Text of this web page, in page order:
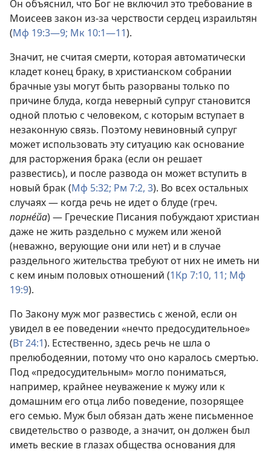
Он объяснил, что Бог не включил это требование в
Моисеев закон из-за черствости сердец израильтян
(Мф 19:3—9; Мк 10:1—11).
Значит, не считая смерти, которая автоматически
кладет конец браку, в христианском собрании
брачные узы могут быть разорваны только по
причине блуда, когда неверный супруг становится
одной плотью с человеком, с которым вступает в
незаконную связь. Поэтому невиновный супруг
может использовать эту ситуацию как основание
для расторжения брака (если он решает
развестись), и после развода он может вступить в
новый брак (Мф 5:32; Рм 7:2, 3). Во всех остальных
случаях — когда речь не идет о блуде (греч.
порне́йа) — Греческие Писания побуждают христиан
даже не жить раздельно с мужем или женой
(неважно, верующие они или нет) и в случае
раздельного жительства требуют от них не иметь ни
с кем иным половых отношений (1Кр 7:10, 11; Мф
19:9).
По Закону муж мог развестись с женой, если он
увидел в ее поведении «нечто предосудительное»
(Вт 24:1). Естественно, здесь речь не шла о
прелюбодеянии, потому что оно каралось смертью.
Под «предосудительным» могло пониматься,
например, крайнее неуважение к мужу или к
домашним его отца либо поведение, позорящее
его семью. Муж был обязан дать жене письменное
свидетельство о разводе, а значит, он должен был
иметь веские в глазах общества основания для